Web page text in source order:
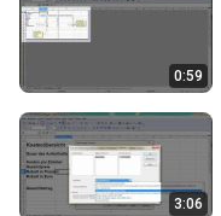
0:59
3:06